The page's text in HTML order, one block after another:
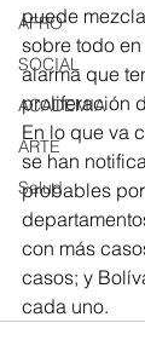
AFRO
SOCIAL
ACADEMIA
ARTE
Salud
puede
sobre todo
alarma que
proliferación
En lo que va
se han
probables
con más
casos; y
cada uno.